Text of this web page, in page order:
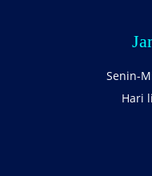
Senin-
Hari